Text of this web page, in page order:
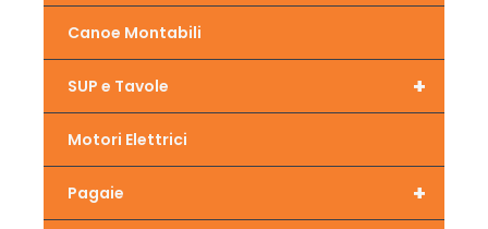
Canoe Montabili
+
SUP e Tavole
Motori Elettrici
+
Pagaie